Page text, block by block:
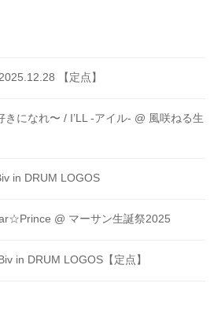
【定点】
になれ〜 / I’LL -アイル- @ 風咲ねる生
in DRUM LOGOS
@ マーサン生誕祭2025
in DRUM LOGOS【定点】